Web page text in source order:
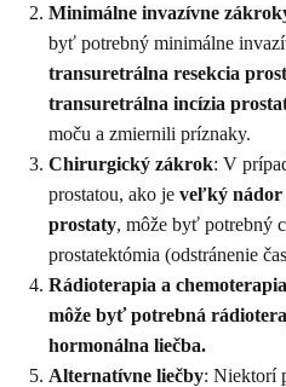
Minimálne invazívne
byť potrebný minimálne
transuretrálna resekcia
transuretrálna incízia
moču a zmiernili príznaky.
Chirurgický zákrok: V
prostatou, ako je veľký nádor
prostaty, môže byť potrebný
prostatektómia (odstránenie
Rádioterapia a chemoterapia
môže byť potrebná
hormonálna liečba.
Alternatívne liečby: Niektorí